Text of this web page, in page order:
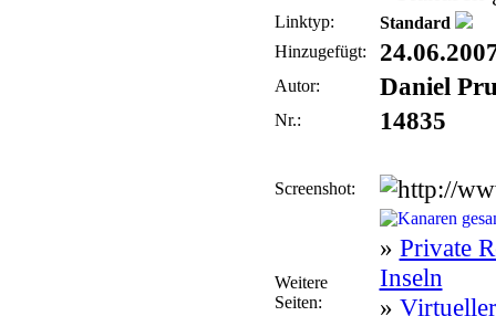
Linktyp:
Standard
Hinzugefügt:
Autor: Daniel
Nr.: 14835
Screenshot:
Weitere
Seiten:
» Private
Inseln
»